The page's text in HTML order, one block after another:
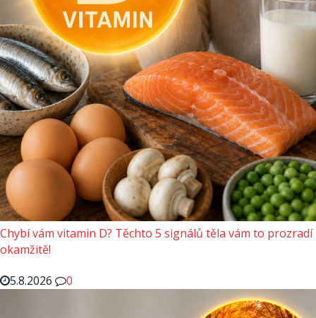
Chybí vám vitamin D? Těchto 5 signálů těla vám to prozradí
okamžitě!
5.8.2026
0